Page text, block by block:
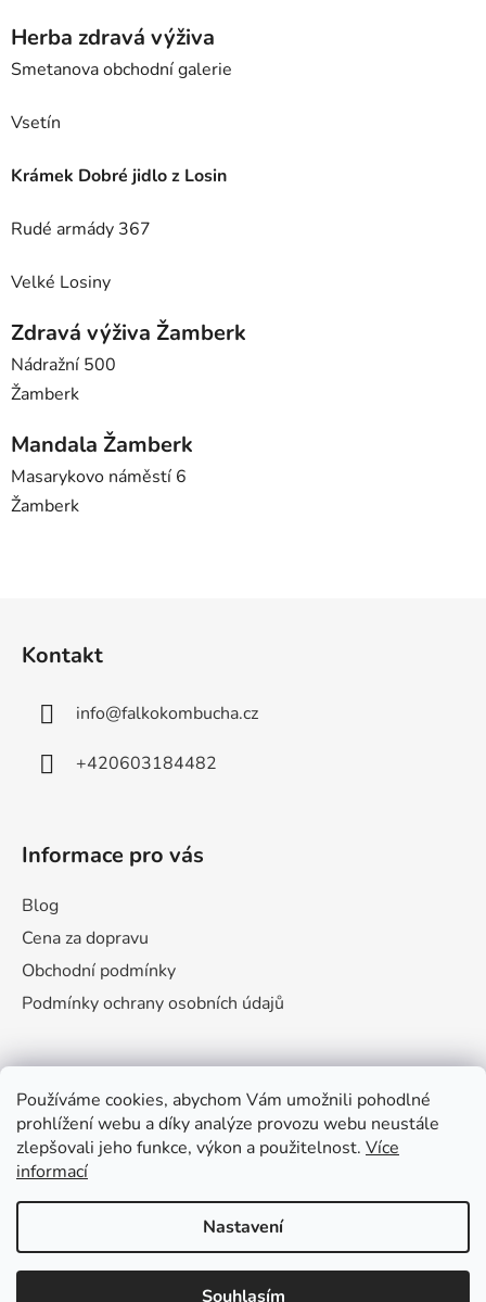
Používáme cookies, abychom Vám umožnili pohodlné
prohlížení webu a díky analýze provozu webu neustále
zlepšovali jeho funkce, výkon a použitelnost. Více
informací
Nastavení
Souhlasím
Herba zdravá výživa
Smetanova obchodní galerie
Vsetín
Krámek Dobré jidlo z Losin
Rudé armády 367
Velké Losiny
Zdravá výživa Žamberk
Nádražní 500
Žamberk
Mandala Žamberk
Masarykovo náměstí 6
Žamberk
Kontakt
info@falkokombucha.cz
+420603184482
Informace pro vás
Blog
Cena za dopravu
Obchodní podmínky
Podmínky ochrany osobních údajů
Facebook
Naperlilo Animato
Vytvořil Shoptet